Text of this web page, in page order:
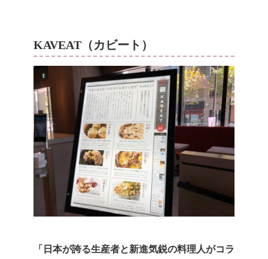
KAVEAT（カビート）
「日本が誇る生産者と新進気鋭の料理人がコラ